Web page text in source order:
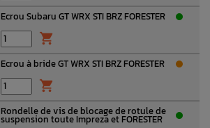
Ecrou Subaru GT WRX STI BRZ FORESTER

Ecrou à bride GT WRX STI BRZ FORESTER

Rondelle de vis de blocage de rotule de
suspension toute Impreza et FORESTER